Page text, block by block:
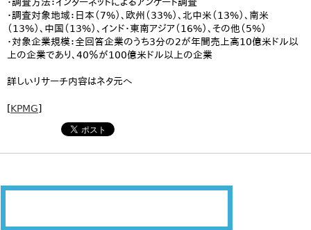
・調査対象地域：日本（7%）、欧州（33%）、北中米（13%）、南米
（13%）、中国（13%）、インド・東南アジア（16%）、その他（5%）
・対象企業規模：全回答企業のうち3分の2が年間売上高10億米ドル以
上の企業であり、40％が100億米ドル以上の企業
詳しいリサーチ内容はネタ元へ
[KPMG]